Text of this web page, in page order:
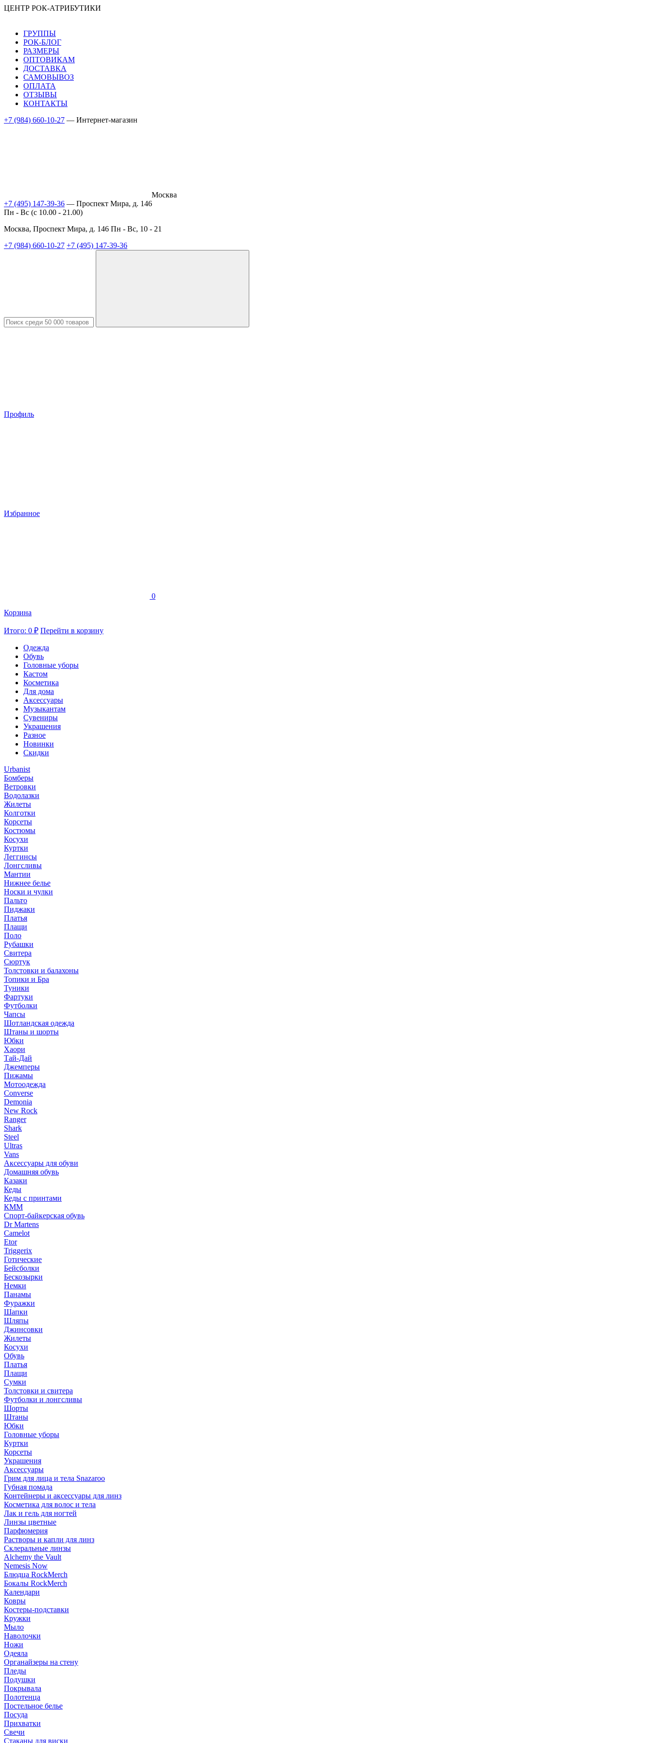
ЦЕНТР РОК-АТРИБУТИКИ
ГРУППЫ
РОК-БЛОГ
РАЗМЕРЫ
ОПТОВИКАМ
ДОСТАВКА
САМОВЫВОЗ
ОПЛАТА
ОТЗЫВЫ
КОНТАКТЫ
+7 (984) 660-10-27 — Интернет-магазин
Москва
+7 (495) 147-39-36 — Проспект Мира, д. 146
Пн - Вс (c 10.00 - 21.00)
Москва, Проспект Мира, д. 146 Пн - Вс, 10 - 21
+7 (984) 660-10-27 +7 (495) 147-39-36
Профиль
Избранное
0
Корзина
Итого: 0 ₽ Перейти в корзину
Одежда
Обувь
Головные уборы
Кастом
Косметика
Для дома
Аксессуары
Музыкантам
Сувениры
Украшения
Разное
Новинки
Скидки
Urbanist
Бомберы
Ветровки
Водолазки
Жилеты
Колготки
Корсеты
Костюмы
Косухи
Куртки
Леггинсы
Лонгсливы
Мантии
Нижнее белье
Носки и чулки
Пальто
Пиджаки
Платья
Плащи
Поло
Рубашки
Свитера
Сюртук
Толстовки и балахоны
Топики и Бра
Туники
Фартуки
Футболки
Чапсы
Шотландская одежда
Штаны и шорты
Юбки
Хаори
Тай-Дай
Джемперы
Пижамы
Мотоодежда
Converse
Demonia
New Rock
Ranger
Shark
Steel
Ultras
Vans
Аксессуары для обуви
Домашняя обувь
Казаки
Кеды
Кеды с принтами
КММ
Спорт-байкерская обувь
Dr Martens
Camelot
Etor
Triggerix
Готические
Бейсболки
Бескозырки
Немки
Панамы
Фуражки
Шапки
Шляпы
Джинсовки
Жилеты
Косухи
Обувь
Платья
Плащи
Сумки
Толстовки и свитера
Футболки и лонгсливы
Шорты
Штаны
Юбки
Головные уборы
Куртки
Корсеты
Украшения
Аксессуары
Грим для лица и тела Snazaroo
Губная помада
Контейнеры и аксессуары для линз
Косметика для волос и тела
Лак и гель для ногтей
Линзы цветные
Парфюмерия
Растворы и капли для линз
Склеральные линзы
Alchemy the Vault
Nemesis Now
Блюдца RockMerch
Бокалы RockMerch
Календари
Ковры
Костеры-подставки
Кружки
Мыло
Наволочки
Ножи
Одеяла
Органайзеры на стену
Пледы
Подушки
Покрывала
Полотенца
Постельное белье
Посуда
Прихватки
Свечи
Стаканы для виски